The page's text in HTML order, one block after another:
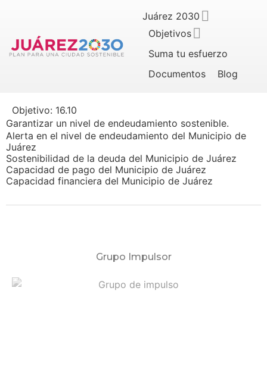
Juárez 2030
Objetivos
Suma tu esfuerzo
Documentos
Blog
Objetivo: 16.10
Garantizar un nivel de endeudamiento sostenible.
Alerta en el nivel de endeudamiento del Municipio de
Juárez
Sostenibilidad de la deuda del Municipio de Juárez
Capacidad de pago del Municipio de Juárez
Capacidad financiera del Municipio de Juárez
Grupo Impulsor